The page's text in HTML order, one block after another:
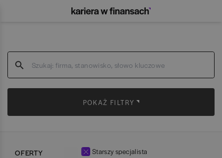
POKAŻ FILTRY
OFERTY
Starszy specjalista